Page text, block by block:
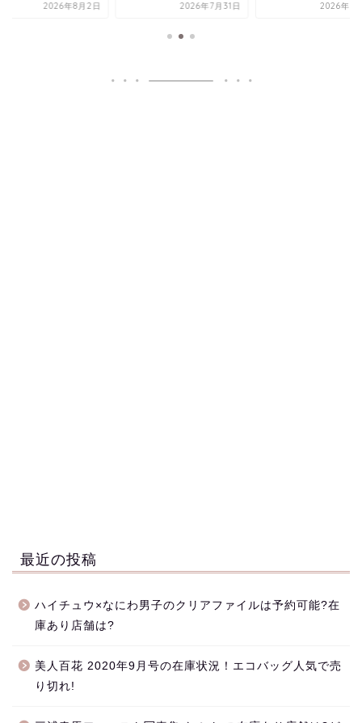
2026年8月2日 2026年7月31日 2026年7
最近の投稿
ハイチュウ×なにわ男子のクリアファイルは予約可能?在
庫あり店舗は?
美人百花 2020年9月号の在庫状況！エコバッグ人気で売
り切れ!